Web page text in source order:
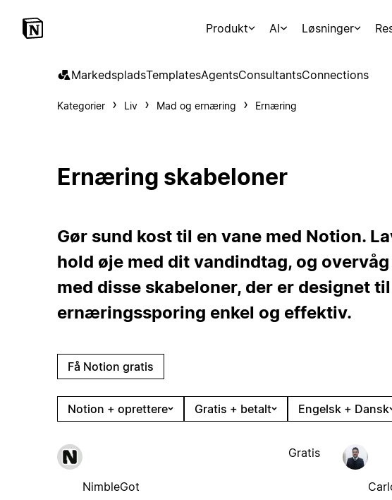
Produkt AI Løsninger
MarkedspladsTemplatesAgentsConsultantsConnections
Kategorier Liv Mad og ernæring Ernæring
Ernæring skabeloner
Gør sund kost til en vane med Notion.
hold øje med dit vandindtag, og
med disse skabeloner, der er designet
ernæringssporing enkel og effektiv.
Få Notion gratis
Notion + oprettere Gratis + betalt Engelsk + Dansk
NimbleGot
Gratis